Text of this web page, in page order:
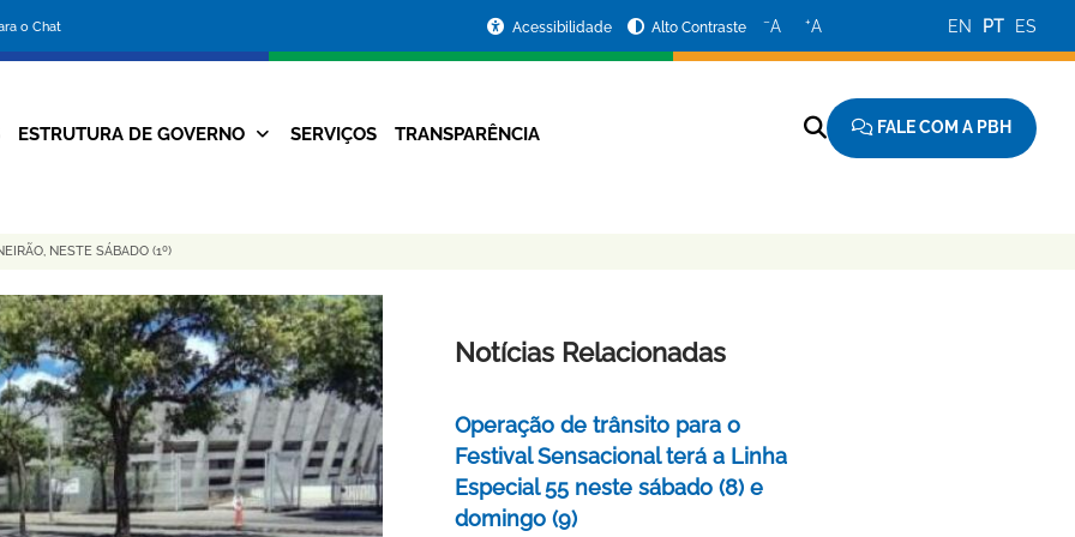
o Chat
da
Prefeitura
Acessibilidade Alto Contraste −A +A EN PT ES
Navegação
ESTRUTURA DE GOVERNO SERVIÇOS TRANSPARÊNCIA FALE COM A PBH
NESTE SÁBADO (1º)
Notícias Relacionadas
Operação de trânsito para o
Festival Sensacional terá a Linha
Especial 55 neste sábado (8) e
domingo (9)